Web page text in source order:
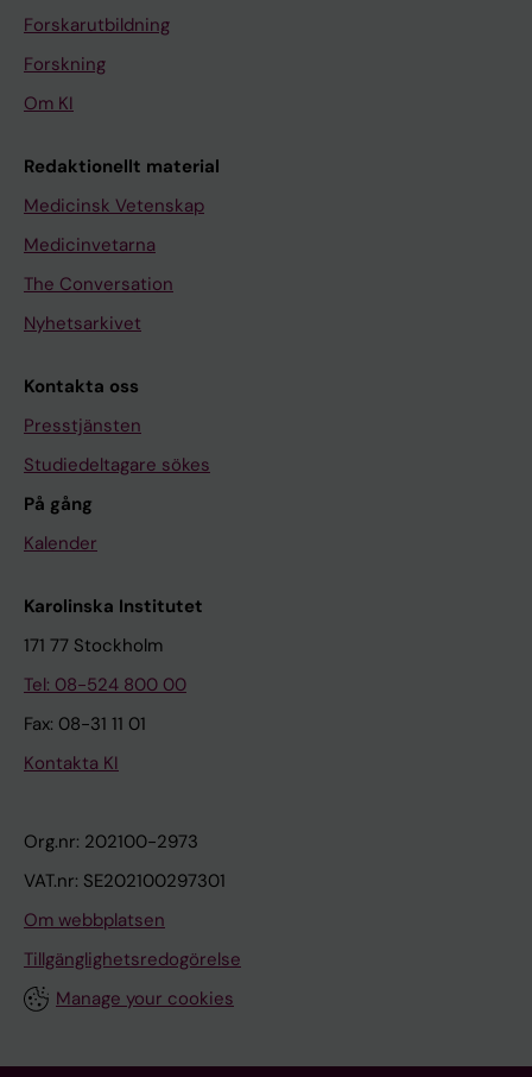
Forskarutbildning
Forskning
Om KI
Redaktionellt material
Medicinsk Vetenskap
Medicinvetarna
The Conversation
Nyhetsarkivet
Kontakta oss
Presstjänsten
Studiedeltagare sökes
På gång
Kalender
Karolinska Institutet
171 77 Stockholm
Tel: 08-524 800 00
Fax: 08-31 11 01
Kontakta KI
Org.nr: 202100-2973
VAT.nr: SE202100297301
Om webbplatsen
Tillgänglighetsredogörelse
Manage your cookies